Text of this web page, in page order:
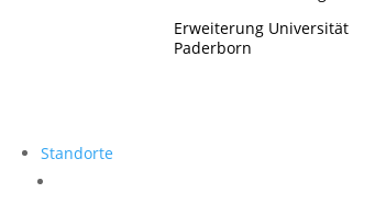
Erweiterung Universität
Paderborn
Standorte